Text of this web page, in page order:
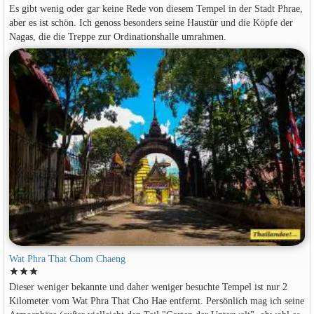
Es gibt wenig oder gar keine Rede von diesem Tempel in der Stadt Phrae,
aber es ist schön. Ich genoss besonders seine Haustür und die Köpfe der
Nagas, die die Treppe zur Ordinationshalle umrahmen.
Wat Phra That Chom Chaeng
starstarstar
Dieser weniger bekannte und daher weniger besuchte Tempel ist nur 2
Kilometer vom Wat Phra That Cho Hae entfernt. Persönlich mag ich seine